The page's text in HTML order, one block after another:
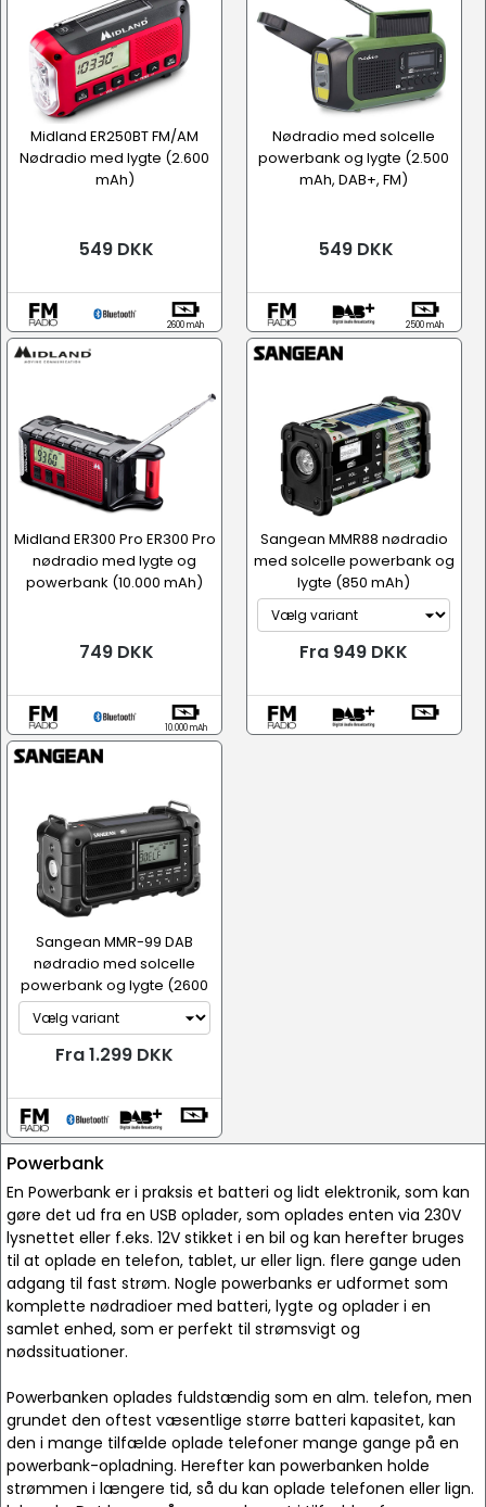
Midland ER250BT FM/AM
Nødradio med lygte (2.600
mAh)
549 DKK
2600 mAh
Nødradio med solcelle
powerbank og lygte (2.500
mAh, DAB+, FM)
549 DKK
2500 mAh
Midland ER300 Pro ER300 Pro
nødradio med lygte og
powerbank (10.000 mAh)
749 DKK
10.000 mAh
Sangean MMR88 nødradio
med solcelle powerbank og
lygte (850 mAh)
Fra 949 DKK
Sangean MMR-99 DAB
nødradio med solcelle
powerbank og lygte (2600
mAh)
Fra 1.299 DKK
Powerbank
En Powerbank er i praksis et batteri og lidt elektronik, som kan
gøre det ud fra en USB oplader, som oplades enten via 230V
lysnettet eller f.eks. 12V stikket i en bil og kan herefter bruges
til at oplade en telefon, tablet, ur eller lign. flere gange uden
adgang til fast strøm. Nogle powerbanks er udformet som
komplette nødradioer med batteri, lygte og oplader i en
samlet enhed, som er perfekt til strømsvigt og
nødssituationer.
Powerbanken oplades fuldstændig som en alm. telefon, men
grundet den oftest væsentlige større batteri kapasitet, kan
den i mange tilfælde oplade telefoner mange gange på en
powerbank-opladning. Herefter kan powerbanken holde
strømmen i længere tid, så du kan oplade telefonen eller lign.